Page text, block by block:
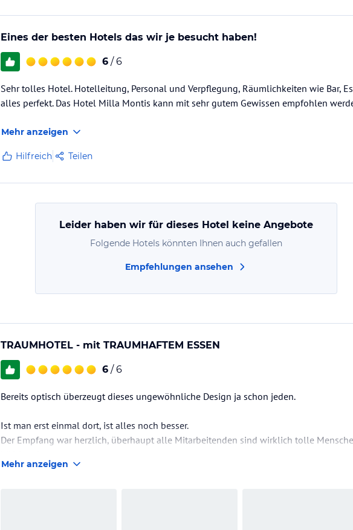
Eines der besten Hotels das wir je besucht haben!
6 / 6
Sehr tolles Hotel. Hotelleitung, Personal und Verpflegung, Räumlichkeiten wie Bar,
alles perfekt. Das Hotel Milla Montis kann mit sehr gutem Gewissen empfohlen
Mehr anzeigen
Hilfreich Teilen
Leider haben wir für dieses Hotel keine Angebote
Folgende Hotels könnten Ihnen auch gefallen
Empfehlungen ansehen
TRAUMHOTEL - mit TRAUMHAFTEM ESSEN
6 / 6
Bereits optisch überzeugt dieses ungewöhnliche Design ja schon jeden.
Ist man erst einmal dort, ist alles noch besser.
Der Empfang war herzlich, überhaupt alle Mitarbeitenden sind wirklich tolle
Mehr anzeigen